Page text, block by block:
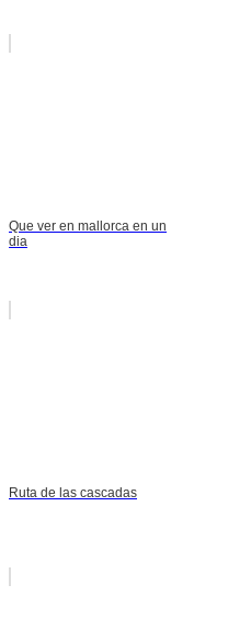
Que ver en mallorca en un
dia
Ruta de las cascadas